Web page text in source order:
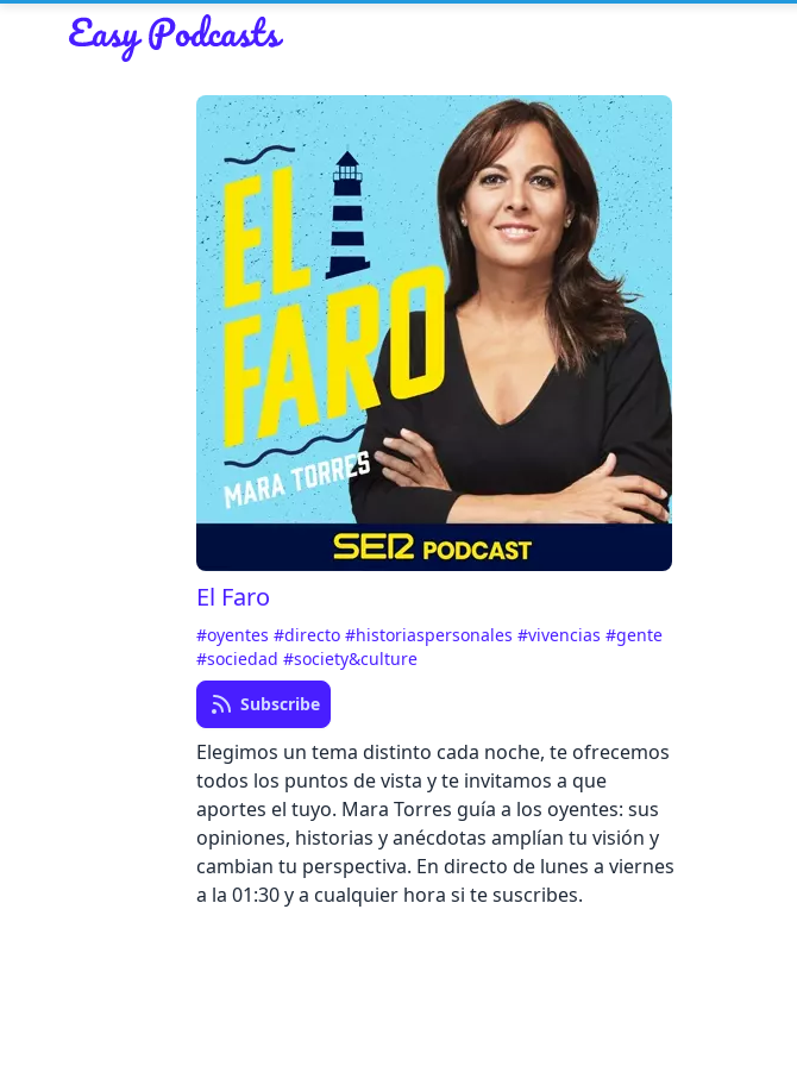
Read about our content policies
El Faro
#oyentes#directo#historiaspersonales#vivencias#gente
#sociedad#society&culture
Subscribe
Elegimos un tema distinto cada noche, te ofrecemos
todos los puntos de vista y te invitamos a que
aportes el tuyo. Mara Torres guía a los oyentes: sus
opiniones, historias y anécdotas amplían tu visión y
cambian tu perspectiva. En directo de lunes a viernes
a la 01:30 y a cualquier hora si te suscribes.
Cancel